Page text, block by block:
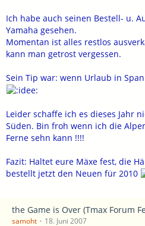
Ich habe auch seinen Bestell- u.
Yamaha gesehen.
Momentan ist alles restlos
kann man getrost vergessen.
Sein Tip war: wenn Urlaub in
Leider schaffe ich es dieses Jahr
Süden. Bin froh wenn ich die
Ferne sehn kann !!!!
Fazit: Haltet eure Mäxe fest, die
bestellt jetzt den Neuen für 2010
the Game is Over (Tmax Forum
samoht 18. Juni 2007